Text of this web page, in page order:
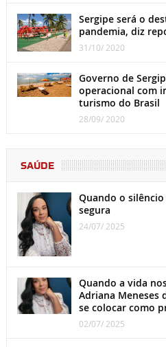
Sergipe será o
pandemia, diz
31/10/ 2020
Governo de
operacional com
turismo do Brasil
28/09/ 2020
SAÚDE
Quando o
segura
24/07/ 2025
Quando a vida
Adriana Meneses
se colocar como
02/07/ 2025